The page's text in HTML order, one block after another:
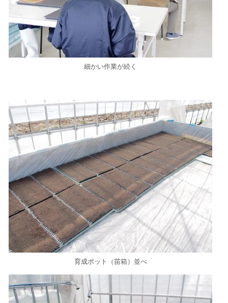
細かい作業が続く
育成ポット（苗箱）並べ